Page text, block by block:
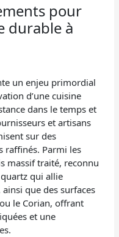
pour
durable à
un enjeu primordial
d’une cuisine
dans le temps et
et artisans
sur des
raffinés. Parmi les
massif traité, reconnu
qui allie
que des surfaces
le Corian, offrant
et une